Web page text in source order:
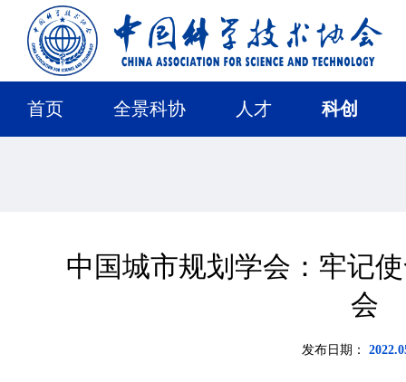
首页 全景科协 人才 科创
中国城市规划学会：牢记
会
发布日期：